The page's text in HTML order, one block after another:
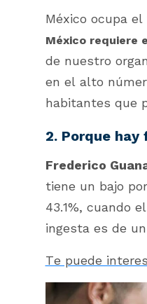
México ocupa
México requiere
de nuestro
en el alto
habitantes que
2. Porque
Frederico
tiene un bajo
43.1%, cuando
ingesta es de
Te puede